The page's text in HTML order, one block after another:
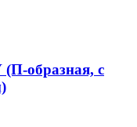
образная, с